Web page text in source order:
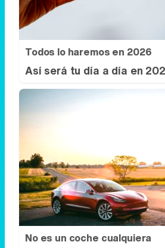
Todos lo haremos en 2026
Así será tu día a día en
No es un coche cualquiera